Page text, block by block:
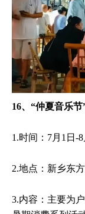
16、“仲夏音乐
1.时间：7月1日-8
2.地点：新乡东
3.内容：主要为